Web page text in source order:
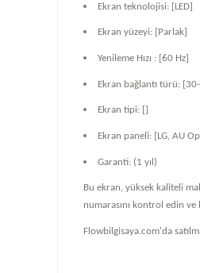
Ekran teknolojisi: [LED]
Ekran yüzeyi: [Parlak]
Yenileme Hızı : [60 Hz]
Ekran bağlantı türü:
Ekran tipi: []
Ekran paneli: [LG, AU
Garanti: (1 yıl)
Bu ekran, yüksek kaliteli
numarasını kontrol edin ve
Flowbilgisaya.com'da